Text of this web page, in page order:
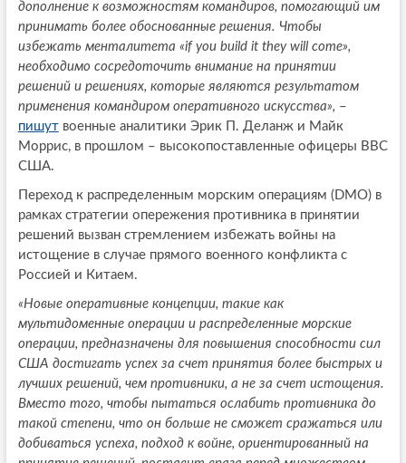
дополнение к возможностям командиров, помогающий им
принимать более обоснованные решения. Чтобы
избежать менталитета «if you build it they will come»,
необходимо сосредоточить внимание на принятии
решений и решениях, которые являются результатом
применения командиром оперативного искусства», –
пишутвоенные аналитики Эрик П. Деланж и Майк
Моррис, в прошлом – высокопоставленные офицеры ВВС
США.
Переход к распределенным морским операциям (DMO) в
рамках стратегии опережения противника в принятии
решений вызван стремлением избежать войны на
истощение в случае прямого военного конфликта с
Россией и Китаем.
«Новые оперативные концепции, такие как
мультидоменные операции и распределенные морские
операции, предназначены для повышения способности сил
США достигать успех за счет принятия более быстрых и
лучших решений, чем противники, а не за счет истощения.
Вместо того, чтобы пытаться ослабить противника до
такой степени, что он больше не сможет сражаться или
добиваться успеха, подход к войне, ориентированный на